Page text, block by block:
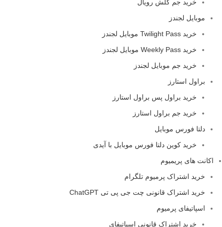
خرید جم کلش رویال
موبایل لجندز
خرید Twilight Pass موبایل لجندز
خرید Weekly Pass موبایل لجندز
خرید جم موبایل لجندز
براول استارز
خرید براول پس براول استارز
خرید جم براول استارز
دلتا فورس موبایل
خرید کوین دلتا فورس موبایل با آیدی
اکانت های پریمیوم
خرید اشتراک پرمیوم تلگرام
خرید اشتراک قانونی چت جی پی تی ChatGPT
اسپاتیفای پرمیوم
خرید اشتراک قانونی اسپاتیفای